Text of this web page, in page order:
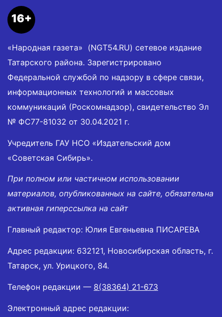
16+
«Народная газета» (NGT54.RU) сетевое издание
Татарского района. Зарегистрировано
Федеральной службой по надзору в сфере связи,
информационных технологий и массовых
коммуникаций (Роскомнадзор), свидетельство Эл
№ ФС77-81032 от 30.04.2021 г.
Учредитель ГАУ НСО «Издательский дом
«Советская Сибирь».
При полном или частичном использовании
материалов, опубликованных на сайте, обязательна
активная гиперссылка на сайт
Главный редактор: Юлия Евгеньевна ПИСАРЕВА
Адрес редакции: 632121, Новосибирская область, г.
Татарск, ул. Урицкого, 84.
Телефон редакции — 8(38364) 21-673
Электронный адрес редакции: